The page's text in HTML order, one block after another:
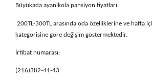
Büyükada ayanikola pansiyon fiyatları:
200TL-300TL arasında oda özelliklerine ve hafta
kategorisine göre değişim göstermektedir.
İrtibat numarası:
(216)382-41-43